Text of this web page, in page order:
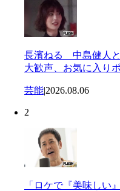
長濱ねる 中島健人と
大歓声、お気に入り
芸能|2026.08.06
2
「ロケで『美味しい